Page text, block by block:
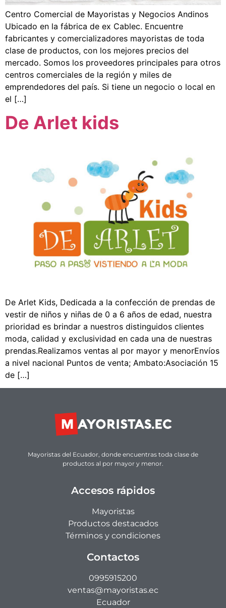
Centro Comercial de Mayoristas y Negocios Andinos
Ubicado en la fábrica de ex Cablec. Encuentre
fabricantes y comercializadores mayoristas de toda
clase de productos, con los mejores precios del
mercado. Somos los proveedores principales para otros
centros comerciales de la región y miles de
emprendedores del país. Si tiene un negocio o local en
el […]
De Arlet kids
De Arlet Kids, Dedicada a la confección de prendas de
vestir de niños y niñas de 0 a 6 años de edad, nuestra
prioridad es brindar a nuestros distinguidos clientes
moda, calidad y exclusividad en cada una de nuestras
prendas.Realizamos ventas al por mayor y menorEnvíos
a nivel nacional Puntos de venta; Ambato:Asociación 15
de […]
Mayoristas del Ecuador, donde encuentras toda clase de
productos al por mayor y menor.
Accesos rápidos
Mayoristas
Productos destacados
Términos y condiciones
Contactos
0995915200
ventas@mayoristas.ec
Ecuador